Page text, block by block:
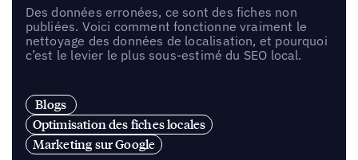
Des données erronées, ce sont des fiches non
publiées. Voici comment fonctionne vraiment le
nettoyage des données de localisation, et pourquoi
c’est le levier le plus sous-estimé du SEO local.
Blogs
Optimisation des fiches locales
Marketing sur Google